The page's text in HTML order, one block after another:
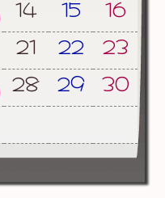
14 15
16
21 22
23
28 29
30